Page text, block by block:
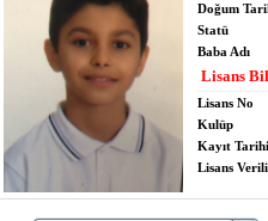
Doğum
Statü
Baba Adı
Lisans
Lisans No
Kulüp
Kayıt Tarihi
Lisans